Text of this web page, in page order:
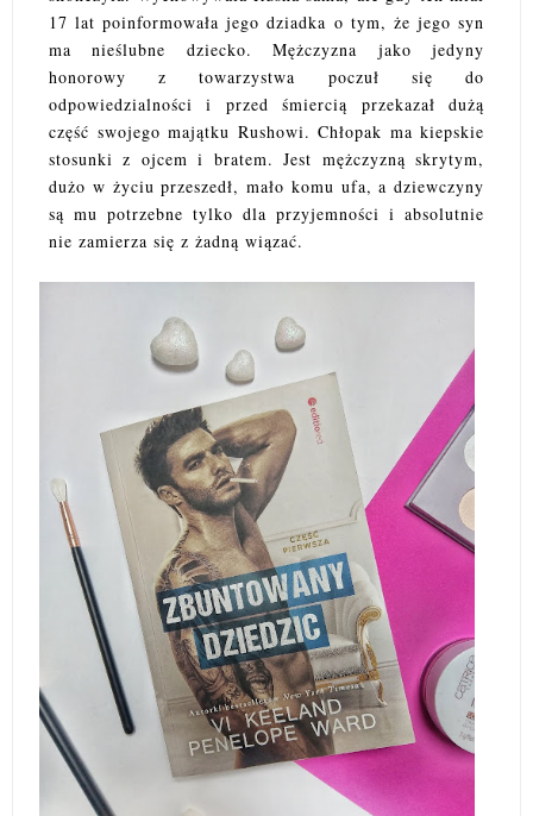
17 lat poinformowała jego dziadka o tym, że jego syn
ma nieślubne dziecko. Mężczyzna jako jedyny
honorowy z towarzystwa poczuł się do
odpowiedzialności i przed śmiercią przekazał dużą
część swojego majątku Rushowi. Chłopak ma kiepskie
stosunki z ojcem i bratem. Jest mężczyzną skrytym,
dużo w życiu przeszedł, mało komu ufa, a dziewczyny
są mu potrzebne tylko dla przyjemności i absolutnie
nie zamierza się z żadną wiązać.